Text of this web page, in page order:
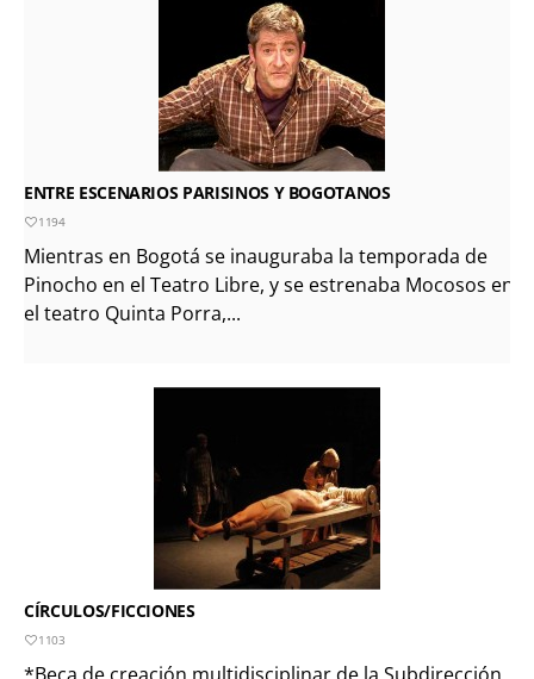
ENTRE ESCENARIOS PARISINOS Y BOGOTANOS
1194
Mientras en Bogotá se inauguraba la temporada de
Pinocho en el Teatro Libre, y se estrenaba Mocosos en
el teatro Quinta Porra,...
CÍRCULOS/FICCIONES
1103